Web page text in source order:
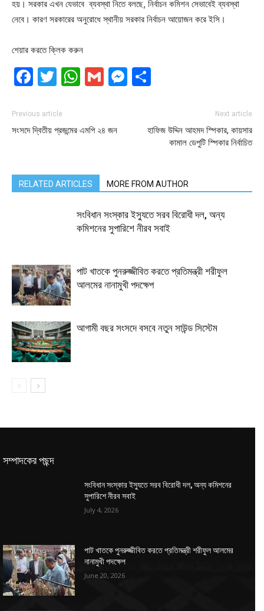
হয়। সরকার এখন যেভাবে ব্যবস্থা নিতে বলছে, নির্বাচন কমিশন সেভাবেই ব্যবস্থা
নেবে। কারণ সরকারের অনুরোধে স্থানীয় সরকার নির্বাচন আয়োজন করে ইসি।
শেয়ার করতে ক্লিক করুন
Facebook
Twitter
WhatsApp
GmailMessenger
Previous article
সংসদে দ্বিতীয় প্রজন্মের এমপি ২৪ জন
Next article
হাফিজ উদ্দিন আহমদ স্পিকার, কায়সার
কামাল ডেপুটি স্পিকার নির্বাচিত
RELATED ARTICLES MORE FROM AUTHOR
সংবিধান সংস্কার ইস্যুতে সরব বিরোধী দল, অন্য
কমিশনের সুপারিশে নীরব সবাই
পাট খাতকে পুনরুজ্জীবিত করতে প্রতিমন্ত্রী শরীফুল
আলমের নানামুখী পদক্ষেপ
আগামী বছর সংসদে বসবে নতুন সাউন্ড সিস্টেম
সম্পাদকের পছন্দ
সংবিধান সংস্কার ইস্যুতে সরব বিরোধী দল, অন্য কমিশনের
সুপারিশে নীরব সবাই
July 4, 2026
পাট খাতকে পুনরুজ্জীবিত করতে প্রতিমন্ত্রী শরীফুল আলমের
নানামুখী পদক্ষেপ
June 20, 2026